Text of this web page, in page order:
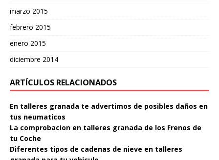
marzo 2015
febrero 2015
enero 2015
diciembre 2014
ARTÍCULOS RELACIONADOS
En talleres granada te advertimos de posibles daños en
tus neumaticos
La comprobacion en talleres granada de los Frenos de
tu Coche
Diferentes tipos de cadenas de nieve en talleres